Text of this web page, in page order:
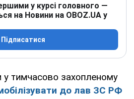
у курсі головного —
на Новини на OBOZ.UA у
Підписатися
у тимчасово захопленому
до лав ЗС РФ